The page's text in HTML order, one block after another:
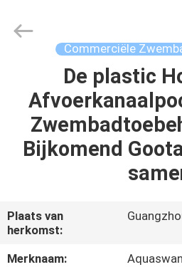
PRODUCTEN
ONGEVEER
FABRIEKSREIS
water
co,.ltd.
Commerciële
De plastic
Bijkomend
Plaats van
herkomst:
Merknaam:
Aquaswan